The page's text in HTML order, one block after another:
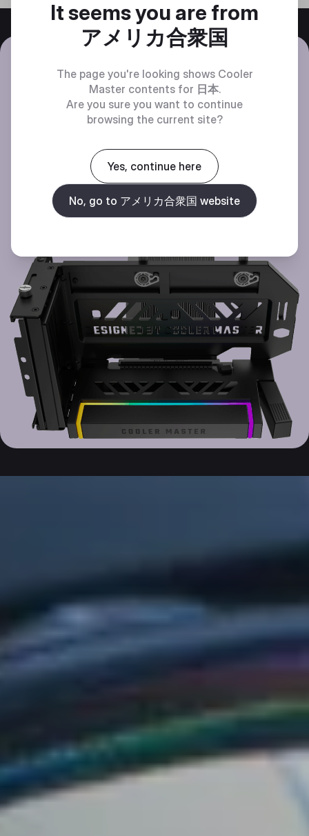
PCIeスロット クイックリリース機
能
クイックリリース機能により、アップグレードやメンテ
ナンスの際に、手間なく簡単にグラフィックスカードを
It seems you are from
アメリカ合衆国
The page you're looking shows Cooler
Master contents for 日本.
Are you sure you want to continue
browsing the current site?
Yes, continue here
No, go to アメリカ合衆国 website